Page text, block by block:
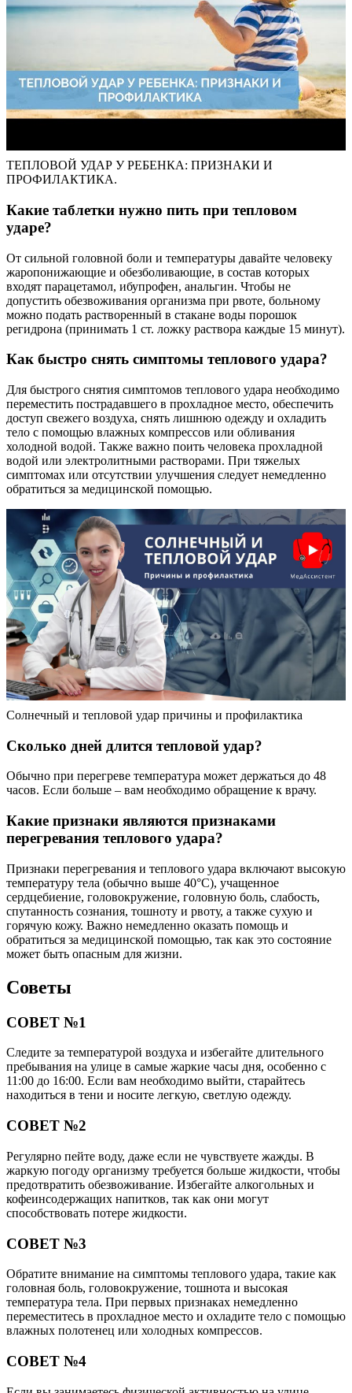
ТЕПЛОВОЙ УДАР У РЕБЕНКА: ПРИЗНАКИ И
ПРОФИЛАКТИКА.
Какие таблетки нужно пить при тепловом
ударе?
От сильной головной боли и температуры давайте человеку
жаропонижающие и обезболивающие, в состав которых
входят парацетамол, ибупрофен, анальгин. Чтобы не
допустить обезвоживания организма при рвоте, больному
можно подать растворенный в стакане воды порошок
регидрона (принимать 1 ст. ложку раствора каждые 15 минут).
Как быстро снять симптомы теплового удара?
Для быстрого снятия симптомов теплового удара необходимо
переместить пострадавшего в прохладное место, обеспечить
доступ свежего воздуха, снять лишнюю одежду и охладить
тело с помощью влажных компрессов или обливания
холодной водой. Также важно поить человека прохладной
водой или электролитными растворами. При тяжелых
симптомах или отсутствии улучшения следует немедленно
обратиться за медицинской помощью.
Солнечный и тепловой удар причины и профилактика
Сколько дней длится тепловой удар?
Обычно при перегреве температура может держаться до 48
часов. Если больше – вам необходимо обращение к врачу.
Какие признаки являются признаками
перегревания теплового удара?
Признаки перегревания и теплового удара включают высокую
температуру тела (обычно выше 40°C), учащенное
сердцебиение, головокружение, головную боль, слабость,
спутанность сознания, тошноту и рвоту, а также сухую и
горячую кожу. Важно немедленно оказать помощь и
обратиться за медицинской помощью, так как это состояние
может быть опасным для жизни.
Советы
СОВЕТ №1
Следите за температурой воздуха и избегайте длительного
пребывания на улице в самые жаркие часы дня, особенно с
11:00 до 16:00. Если вам необходимо выйти, старайтесь
находиться в тени и носите легкую, светлую одежду.
СОВЕТ №2
Регулярно пейте воду, даже если не чувствуете жажды. В
жаркую погоду организму требуется больше жидкости, чтобы
предотвратить обезвоживание. Избегайте алкогольных и
кофеинсодержащих напитков, так как они могут
способствовать потере жидкости.
СОВЕТ №3
Обратите внимание на симптомы теплового удара, такие как
головная боль, головокружение, тошнота и высокая
температура тела. При первых признаках немедленно
переместитесь в прохладное место и охладите тело с помощью
влажных полотенец или холодных компрессов.
СОВЕТ №4